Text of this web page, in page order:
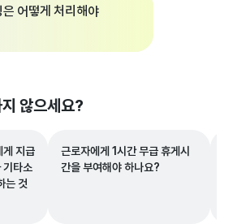
어떻게 처리해야
않으세요?
게 지급
기타소
는 것
근로자에게 1시간 무급 휴게시
간을 부여해야 하나요?